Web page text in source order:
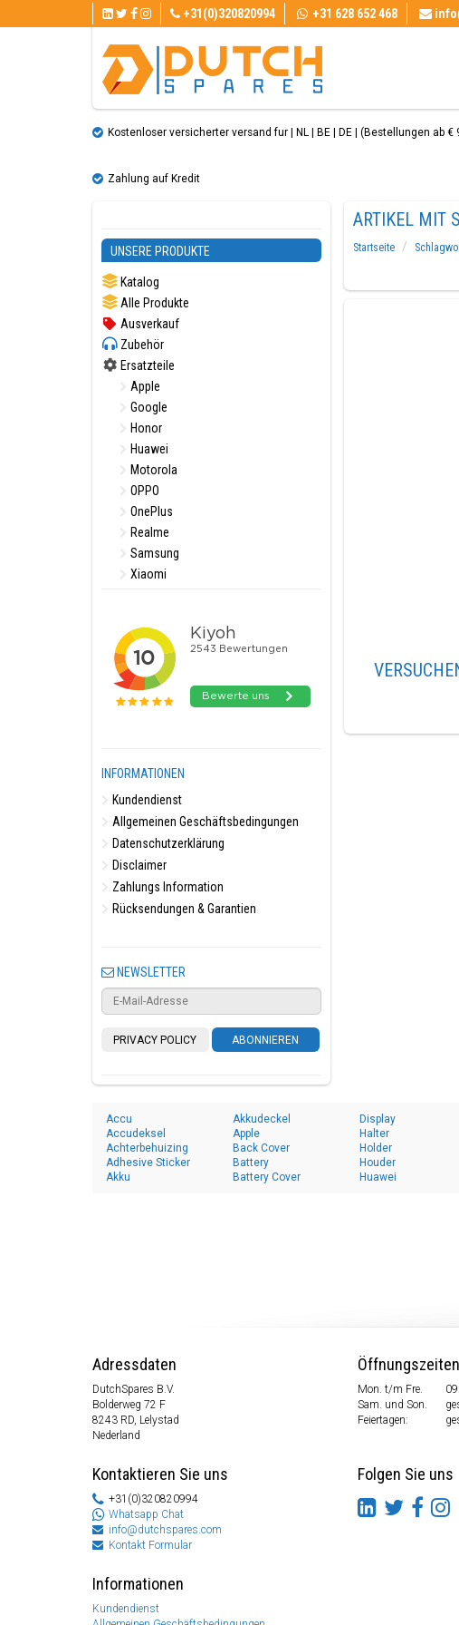
+31(0)320820994 +31 628 652 468
Kostenloser versicherter versand fur | NL | BE | DE | (Bestellungen ab €
Zahlung auf Kredit
UNSERE PRODUKTE
Katalog
Alle Produkte
Ausverkauf
Zubehör
Ersatzteile
Apple
Google
Honor
Huawei
Motorola
OPPO
OnePlus
Realme
Samsung
Xiaomi
INFORMATIONEN
Kundendienst
Allgemeinen Geschäftsbedingungen
Datenschutzerklärung
Disclaimer
Zahlungs Information
Rücksendungen & Garantien
NEWSLETTER
PRIVACY POLICY ABONNIEREN
ARTIKEL MIT
Startseite
Accu
Accudeksel
Achterbehuizing
Adhesive Sticker
Akku
Akkudeckel
Apple
Back Cover
Battery
Battery Cover
Display
Halter
Holder
Houder
Huawei
Adressdaten
DutchSpares B.V.
Bolderweg 72 F
8243 RD, Lelystad
Nederland
Kontaktieren Sie uns
+31(0)320820994
Whatsapp Chat
info@dutchspares.com
Kontakt Formular
Informationen
Kundendienst
Öffnungszeiten
Mon. t/m Fre.
Sam. und Son.
Feiertagen:
Folgen Sie uns